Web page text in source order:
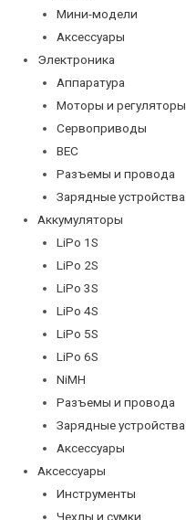
Мини-модели
Аксессуары
Электроника
Аппаратура
Моторы и регуляторы
Сервоприводы
BEC
Разъемы и провода
Зарядные устройства
Аккумуляторы
LiPo 1S
LiPo 2S
LiPo 3S
LiPo 4S
LiPo 5S
LiPo 6S
NiMH
Разъемы и провода
Зарядные устройства
Аксессуары
Аксессуары
Инструменты
Чехлы и сумки